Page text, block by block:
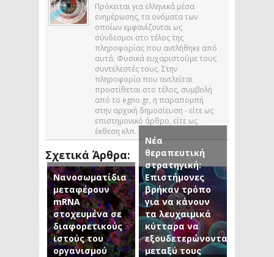
Πρόκειται για ελληνικά μέσα
ενημέρωσης, τα ονόματα των
οποίων εμφανίζονται ως
σύνδεσμοι στο τέλος της
πληροφορίας που αντλήθηκε από
αυτά. Φυσικά ευχαριστούμε τους
συντελεστές τους. Στην
πληροφορία που αντλείται
προστίθεται στο τέλος, συμβολή
από το egno.gr, η παραπομπή
στην αρχική δημοσίευση - είτε ως
επιστημονικό άρθρο, είτε ως
έκθεση κλπ.
Σχετικά Άρθρα:
Νανοσωματίδια
μεταφέρουν
mRNA
στοχευμένα σε
διαφορετικούς
ιστούς του
οργανισμού
Νέα
θεραπευτική
στρατηγική:
Επιστήμονες
βρήκαν τρόπο
για να κάνουν
τα λευχαιμικά
κύτταρα να
εξουδετερώνονται
μεταξύ τους